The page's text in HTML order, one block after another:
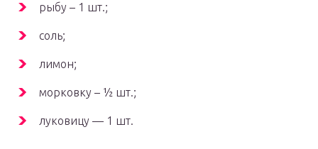
рыбу – 1 шт.;
соль;
лимон;
морковку – ½ шт.;
луковицу — 1 шт.